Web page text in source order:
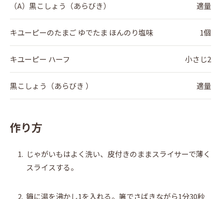
（A）黒こしょう（あらびき） 適量
キユーピーのたまご ゆでたま ほんのり塩味 1個
キユーピー ハーフ 小さじ2
黒こしょう（あらびき ） 適量
作り方
1. じゃがいもはよく洗い、皮付きのままスライサーで薄く
スライスする。
2. 鍋に湯を沸かし1を入れる。箸でさばきながら1分30秒